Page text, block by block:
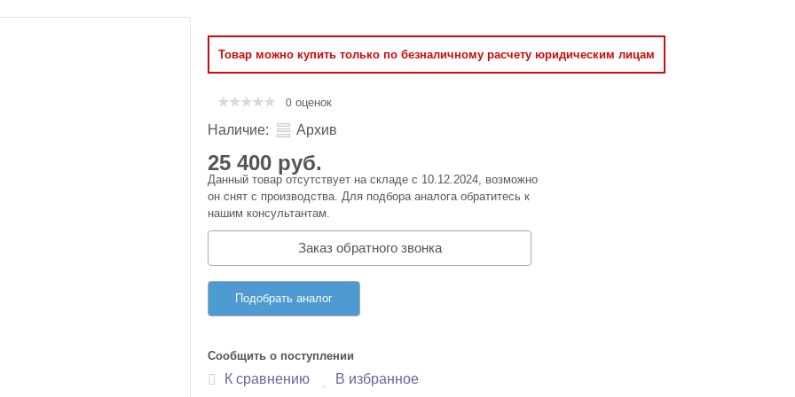
Товар можно купить только по безналичному расчету юридическим лицам
0 оценок
Наличие: Архив
25 400 руб.
Данный товар отсутствует на складе с 10.12.2024, возможно
он снят с производства. Для подбора аналога обратитесь к
нашим консультантам.
Заказ обратного звонка
Подобрать аналог
Сообщить о поступлении
К сравнению В избранное
память